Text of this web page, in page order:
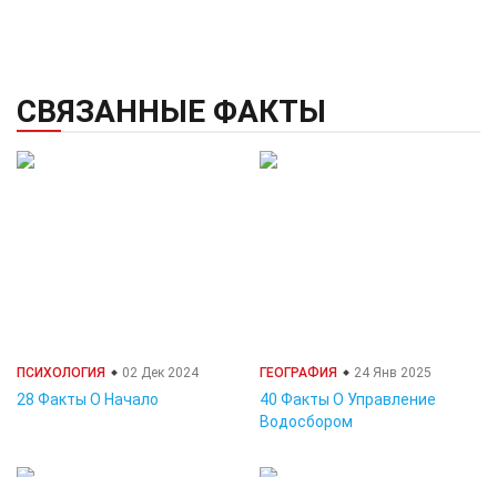
СВЯЗАННЫЕ ФАКТЫ
ПСИХОЛОГИЯ 02 Дек 2024
28 Факты О Начало
ГЕОГРАФИЯ 24 Янв 2025
40 Факты О Управление
Водосбором